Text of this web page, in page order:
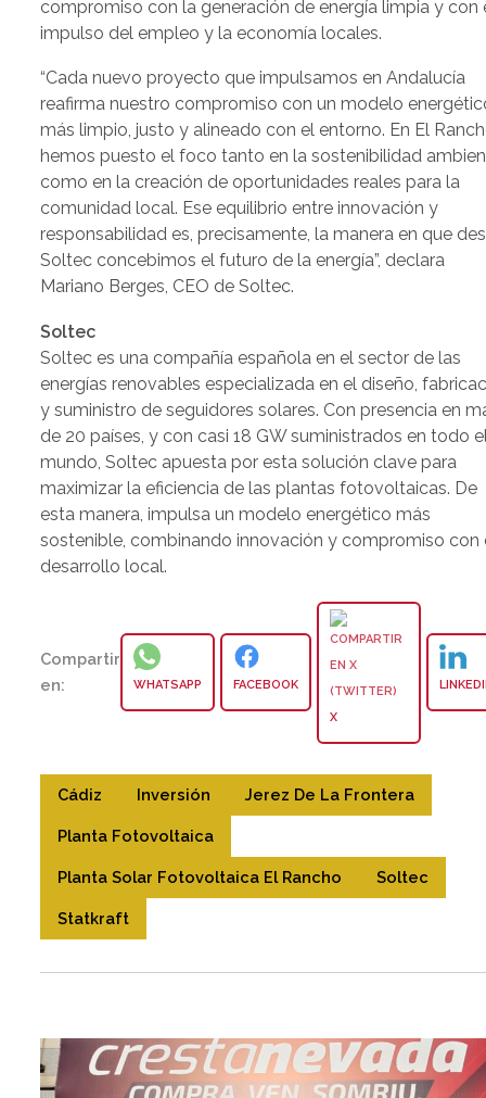
compromiso con la generación de energía limpia y con
impulso del empleo y la economía locales.
“Cada nuevo proyecto que impulsamos en Andalucía
reafirma nuestro compromiso con un modelo
más limpio, justo y alineado con el entorno. En El
hemos puesto el foco tanto en la sostenibilidad
como en la creación de oportunidades reales para la
comunidad local. Ese equilibrio entre innovación y
responsabilidad es, precisamente, la manera en que
Soltec concebimos el futuro de la energía”, declara
Mariano Berges, CEO de Soltec.
Soltec
Soltec es una compañía española en el sector de las
energías renovables especializada en el diseño,
y suministro de seguidores solares. Con presencia en
de 20 países, y con casi 18 GW suministrados en todo
mundo, Soltec apuesta por esta solución clave para
maximizar la eficiencia de las plantas fotovoltaicas. De
esta manera, impulsa un modelo energético más
sostenible, combinando innovación y compromiso con
desarrollo local.
Compartir
en:
WHATSAPP FACEBOOK
X
Cádiz Inversión Jerez De La Frontera
Planta Fotovoltaica
Planta Solar Fotovoltaica El Rancho Soltec
Statkraft